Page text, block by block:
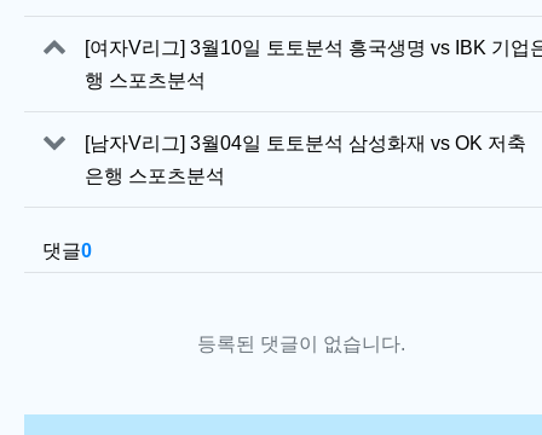
관련자료
[여자V리그] 3월10일 토토분석 흥국생명 vs IBK 기업
행 스포츠분석
[남자V리그] 3월04일 토토분석 삼성화재 vs OK 저축
은행 스포츠분석
댓글0
등록된 댓글이 없습니다.